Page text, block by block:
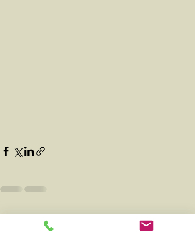
すべて表示